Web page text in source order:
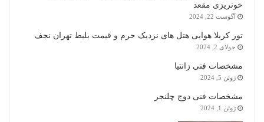
خونریزی مقعد
آگوست 22, 2024
تور کربلا هوایی هتل های نزدیک حرم و قیمت بلیط تهران نجف
جولای 2, 2024
مشخصات فنی زانتیا
ژوئن 5, 2024
مشخصات فنی دوج چلنجر
ژوئن 1, 2024